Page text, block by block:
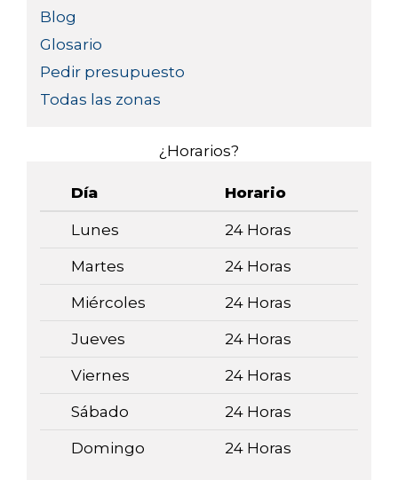
Blog
Glosario
Pedir presupuesto
Todas las zonas
¿Horarios?
Día Horario
Lunes 24 Horas
Martes 24 Horas
Miércoles 24 Horas
Jueves 24 Horas
Viernes 24 Horas
Sábado 24 Horas
Domingo 24 Horas